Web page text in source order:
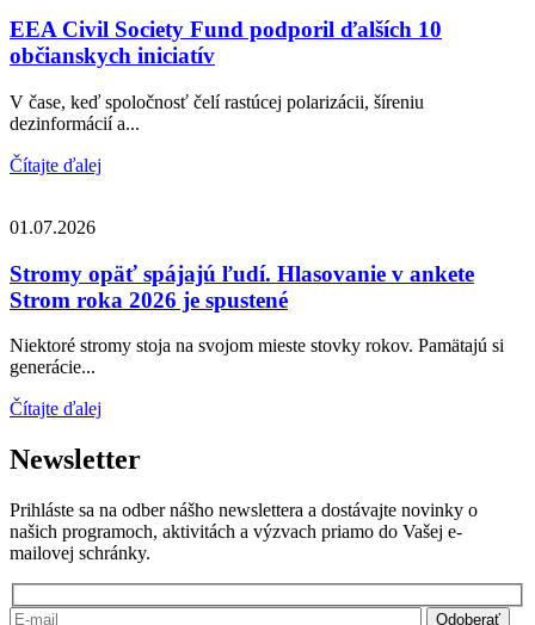
EEA Civil Society Fund podporil ďalších 10
občianskych iniciatív
V čase, keď spoločnosť čelí rastúcej polarizácii, šíreniu
dezinformácií a...
Čítajte ďalej
01.07.2026
Stromy opäť spájajú ľudí. Hlasovanie v ankete
Strom roka 2026 je spustené
Niektoré stromy stoja na svojom mieste stovky rokov. Pamätajú si
generácie...
Čítajte ďalej
Newsletter
Prihláste sa na odber nášho newslettera a dostávajte novinky o
našich programoch, aktivitách a výzvach priamo do Vašej e-
mailovej schránky.